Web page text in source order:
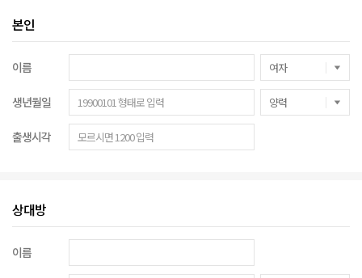
본인
이름
생년월일
출생시각
상대방
이름